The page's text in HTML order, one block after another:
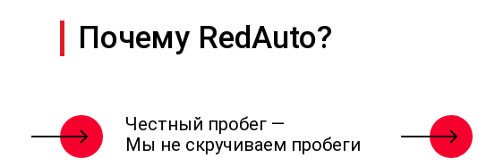
Почему RedAuto?
Честный пробег —
Мы не скручиваем пробеги